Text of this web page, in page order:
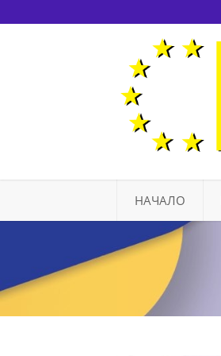
НАЧАЛО